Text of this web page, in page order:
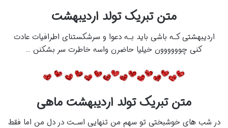
متن تبریک تولد اردیبهشت
اردیبهشتی کـه باشی باید بـه دعوا و سرشکستنای اطرافیات عادت
کنی چوووووون خیلیا حاضرن واسه خاطرت سر بشکنن …
متن تبریک تولد اردیبهشت ماهی
در شب های‌ خوشبختی تو سهم من تنهایی اسـت در دل من اما فقط